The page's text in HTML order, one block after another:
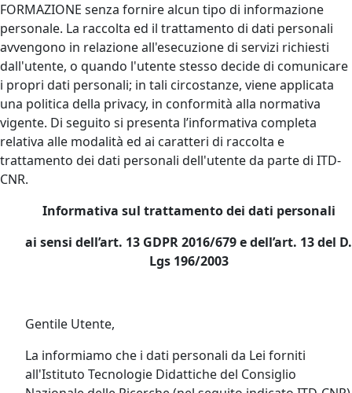
FORMAZIONE senza fornire alcun tipo di informazione
personale. La raccolta ed il trattamento di dati personali
avvengono in relazione all'esecuzione di servizi richiesti
dall'utente, o quando l'utente stesso decide di comunicare
i propri dati personali; in tali circostanze, viene applicata
una politica della privacy, in conformità alla normativa
vigente. Di seguito si presenta l’informativa completa
relativa alle modalità ed ai caratteri di raccolta e
trattamento dei dati personali dell'utente da parte di ITD-
CNR.
Informativa sul trattamento dei dati personali
ai sensi dell’art. 13 GDPR 2016/679 e dell’art. 13 del D.
Lgs 196/2003
Gentile Utente,
La informiamo che i dati personali da Lei forniti
all'Istituto Tecnologie Didattiche del Consiglio